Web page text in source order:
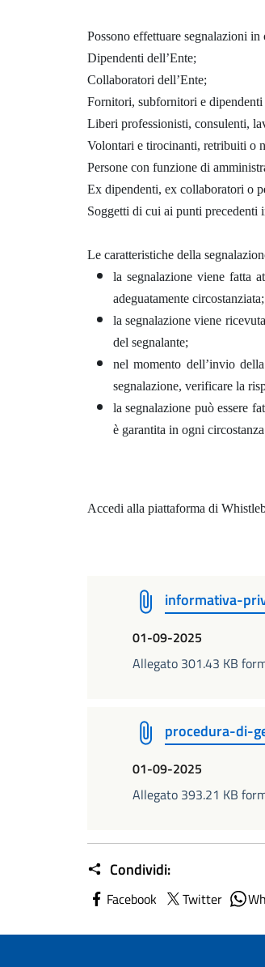
Possono effettuare segnalazioni
Dipendenti dell’Ente;
Collaboratori dell’Ente;
Fornitori, subfornitori e
Liberi professionisti, consulenti,
Volontari e tirocinanti, retribuiti o
Persone con funzione di
Ex dipendenti, ex collaboratori o
Soggetti di cui ai punti precedenti
Le caratteristiche della
la segnalazione viene fatta
adeguatamente circostanziata;
la segnalazione viene
del segnalante;
nel momento dell’invio
segnalazione, verificare la
la segnalazione può essere
è garantita in ogni
Accedi alla piattaforma di
informativa-
01-09-2025
Allegato 301.43 KB
procedura-di-
01-09-2025
Allegato 393.21 KB
Condividi:
Facebook Twitter